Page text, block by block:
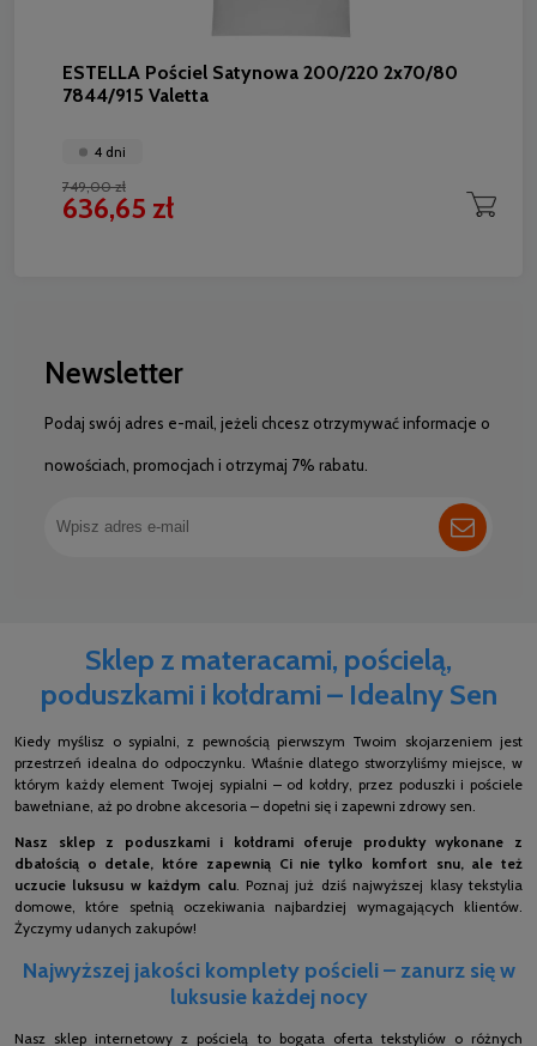
ESTELLA Pościel Satynowa 200/220 2x70/80
7844/915 Valetta
4 dni
749,00 zł
636,65 zł
Newsletter
Podaj swój adres e-mail, jeżeli chcesz otrzymywać informacje o
nowościach, promocjach i otrzymaj 7% rabatu.
Sklep z materacami, pościelą,
poduszkami i kołdrami – Idealny Sen
Kiedy myślisz o sypialni, z pewnością pierwszym Twoim skojarzeniem jest
przestrzeń idealna do odpoczynku. Właśnie dlatego stworzyliśmy miejsce, w
którym każdy element Twojej sypialni – od kołdry, przez poduszki i pościele
bawełniane, aż po drobne akcesoria – dopełni się i zapewni zdrowy sen.
Nasz sklep z poduszkami i kołdrami oferuje produkty wykonane z
dbałością o detale, które zapewnią Ci nie tylko komfort snu, ale też
uczucie luksusu w każdym calu. Poznaj już dziś najwyższej klasy tekstylia
domowe, które spełnią oczekiwania najbardziej wymagających klientów.
Życzymy udanych zakupów!
Najwyższej jakości komplety pościeli – zanurz się w
luksusie każdej nocy
Nasz sklep internetowy z pościelą to bogata oferta tekstyliów o różnych